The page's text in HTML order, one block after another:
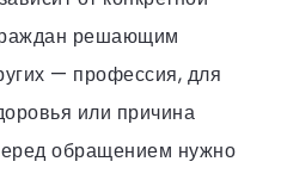
решающим
— профессия, для
или причина
обращением нужно